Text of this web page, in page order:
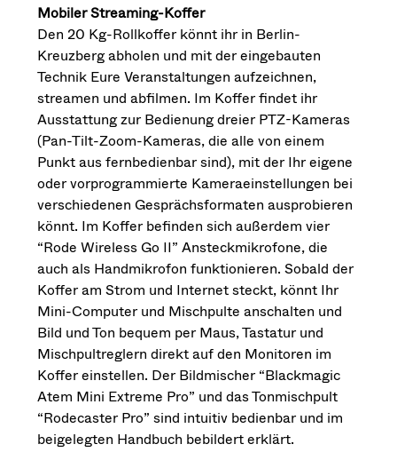
Mobiler Streaming-Koffer
Den 20 Kg-Rollkoffer könnt ihr in Berlin-
Kreuzberg abholen und mit der eingebauten
Technik Eure Veranstaltungen aufzeichnen,
streamen und abfilmen. Im Koffer findet ihr
Ausstattung zur Bedienung dreier PTZ-Kameras
(Pan-Tilt-Zoom-Kameras, die alle von einem
Punkt aus fernbedienbar sind), mit der Ihr eigene
oder vorprogrammierte Kameraeinstellungen bei
verschiedenen Gesprächsformaten ausprobieren
könnt. Im Koffer befinden sich außerdem vier
“Rode Wireless Go II” Ansteckmikrofone, die
auch als Handmikrofon funktionieren. Sobald der
Koffer am Strom und Internet steckt, könnt Ihr
Mini-Computer und Mischpulte anschalten und
Bild und Ton bequem per Maus, Tastatur und
Mischpultreglern direkt auf den Monitoren im
Koffer einstellen. Der Bildmischer “Blackmagic
Atem Mini Extreme Pro” und das Tonmischpult
“Rodecaster Pro” sind intuitiv bedienbar und im
beigelegten Handbuch bebildert erklärt.